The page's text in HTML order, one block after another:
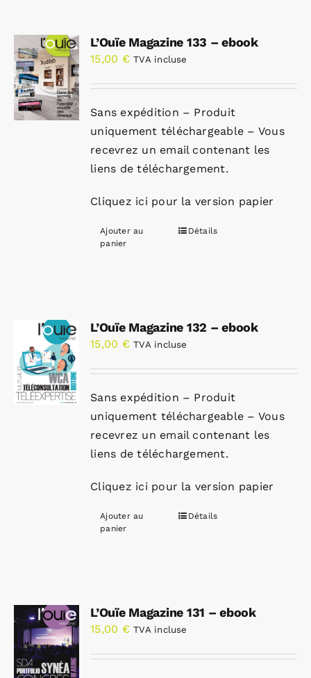
L’Ouïe Magazine 133 – ebook
15,00 € TVA incluse
Sans expédition – Produit
uniquement téléchargeable – Vous
recevrez un email contenant les
liens de téléchargement.
Cliquez ici pour la version papier
Ajouter au
panier
Détails
L’Ouïe Magazine 132 – ebook
15,00 € TVA incluse
Sans expédition – Produit
uniquement téléchargeable – Vous
recevrez un email contenant les
liens de téléchargement.
Cliquez ici pour la version papier
Ajouter au
panier
Détails
L’Ouïe Magazine 131 – ebook
15,00 € TVA incluse